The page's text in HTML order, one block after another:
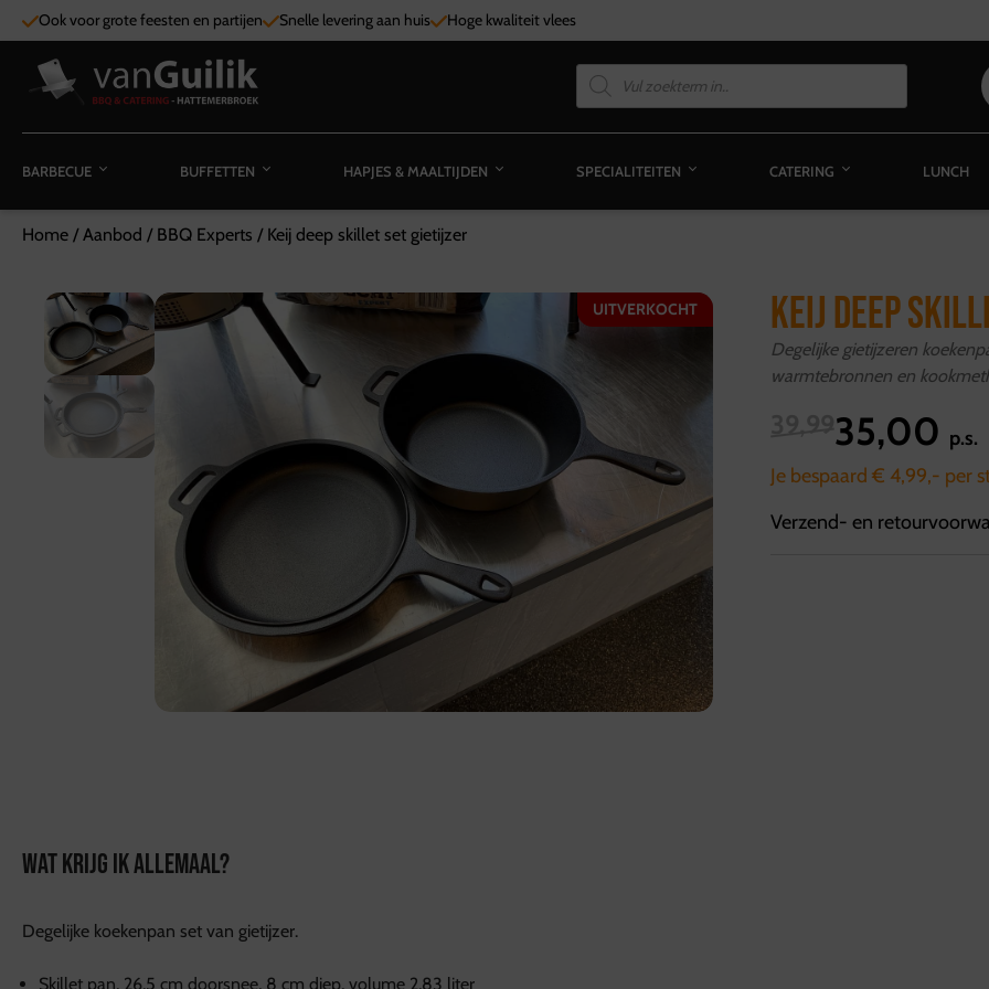
Ook voor grote feesten en partijen Snelle levering aan huis Hoge kwaliteit vlees
BARBECUE BUFFETTEN HAPJES & MAALTIJDEN SPECIALITEITEN CATERING LUNCH
Home /Aanbod / BBQ Experts / Keij deep skillet set gietijzer
UITVERKOCHT
WAT KRIJG IK ALLEMAAL?
Degelijke koekenpan set van gietijzer.
Skillet pan, 26,5 cm doorsnee, 8 cm diep, volume 2,83 liter
KEIJ DEEP
Degelijke gietijzeren
warmtebronnen en
35,00 p.s.
Je bespaard € 4,99,- per
Verzend- en